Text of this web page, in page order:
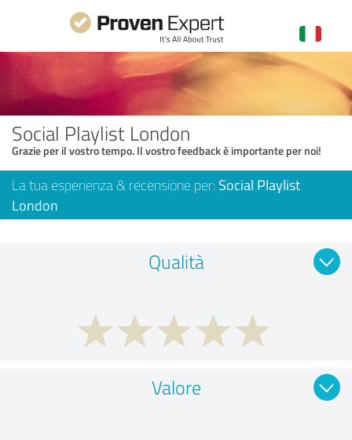
Social Playlist London
Grazie per il vostro tempo. Il vostro feedback è importante per noi!
La tua esperienza & recensione per: Social Playlist
London
Qualità
Valore